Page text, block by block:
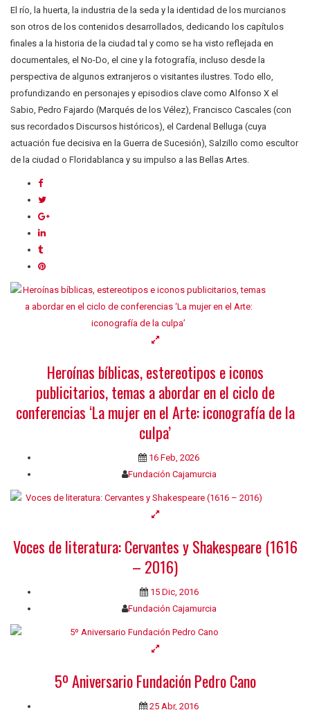
El río, la huerta, la industria de la seda y la identidad de los murcianos
son otros de los contenidos desarrollados, dedicando los capítulos
finales a la historia de la ciudad tal y como se ha visto reflejada en
documentales, el No-Do, el cine y la fotografía, incluso desde la
perspectiva de algunos extranjeros o visitantes ilustres. Todo ello,
profundizando en personajes y episodios clave como Alfonso X el
Sabio, Pedro Fajardo (Marqués de los Vélez), Francisco Cascales (con
sus recordados Discursos históricos), el Cardenal Belluga (cuya
actuación fue decisiva en la Guerra de Sucesión), Salzillo como escultor
de la ciudad o Floridablanca y su impulso a las Bellas Artes.
Heroínas bíblicas, estereotipos e iconos
publicitarios, temas a abordar en el ciclo de
conferencias ‘La mujer en el Arte: iconografía de la
culpa’
16 Feb, 2026
Fundación Cajamurcia
Voces de literatura: Cervantes y Shakespeare (1616
– 2016)
15 Dic, 2016
Fundación Cajamurcia
5º Aniversario Fundación Pedro Cano
25 Abr, 2016